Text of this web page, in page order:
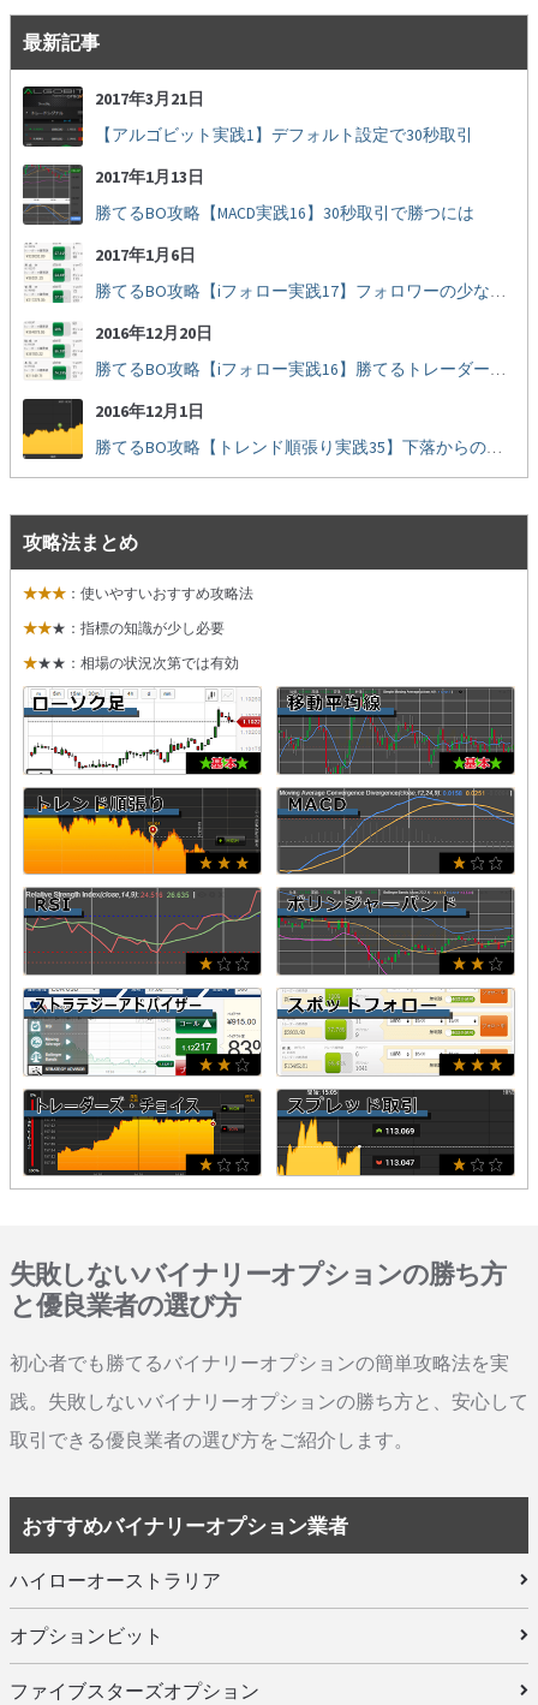
最新記事
2017年3月21日
【アルゴビット実践1】デフォルト設定で30秒取引
2017年1月13日
勝てるBO攻略【MACD実践16】30秒取引で勝つには
2017年1月6日
勝てるBO攻略【iフォロー実践17】フォロワーの少ない人をフォローする
2016年12月20日
勝てるBO攻略【iフォロー実践16】勝てるトレーダーを見抜く
2016年12月1日
勝てるBO攻略【トレンド順張り実践35】下落からの反発を見極める
攻略法まとめ
★★★ ：使いやすいおすすめ攻略法
★★★：指標の知識が少し必要
★★★：相場の状況次第では有効
失敗しないバイナリーオプションの勝ち方
と優良業者の選び方
初心者でも勝てるバイナリーオプションの簡単攻略法を実
践。失敗しないバイナリーオプションの勝ち方と、安心して
取引できる優良業者の選び方をご紹介します。
おすすめバイナリーオプション業者
ハイローオーストラリア
オプションビット
ファイブスターズオプション